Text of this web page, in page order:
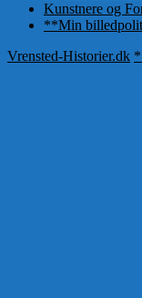
Kunstnere og
**Min
Vrensted-Historier.dk